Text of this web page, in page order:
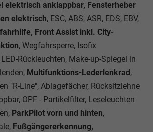
elektrisch anklappbar, Fensterheber
elektrisch, ESC, ABS, ASR, EDS, EBV,
Front Assist inkl. City-
, Wegfahrsperre, Isofix
Rückleuchten, Make-up-Spiegel in
Multifunktions-Lederlenkrad,
"R-Line", Ablagefächer, Rücksitzlehne
OPF - Partikelfilter, Leseleuchten
ParkPilot vorn und hinten,
Fußgängererkennung,